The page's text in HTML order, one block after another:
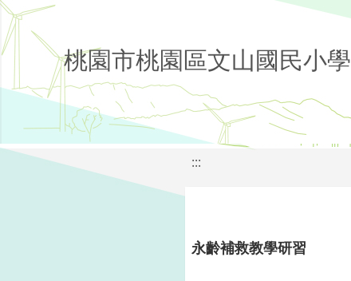
桃園市桃園區文山國民小學
:::
永齡補救教學研習